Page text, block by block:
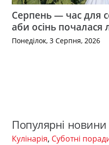
Серпень — час для
аби осінь почалася
Понеділок, 3 Серпня, 2026
Популярні новини
Кулінарія, Суботні